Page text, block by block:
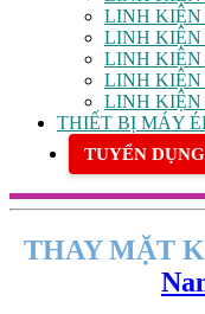
LINH KIỆN
LINH KIỆN
LINH KIỆN
LINH
LINH KIỆN
THIẾT BỊ MÁY
TUYỂN DỤNG
THAY MẶT